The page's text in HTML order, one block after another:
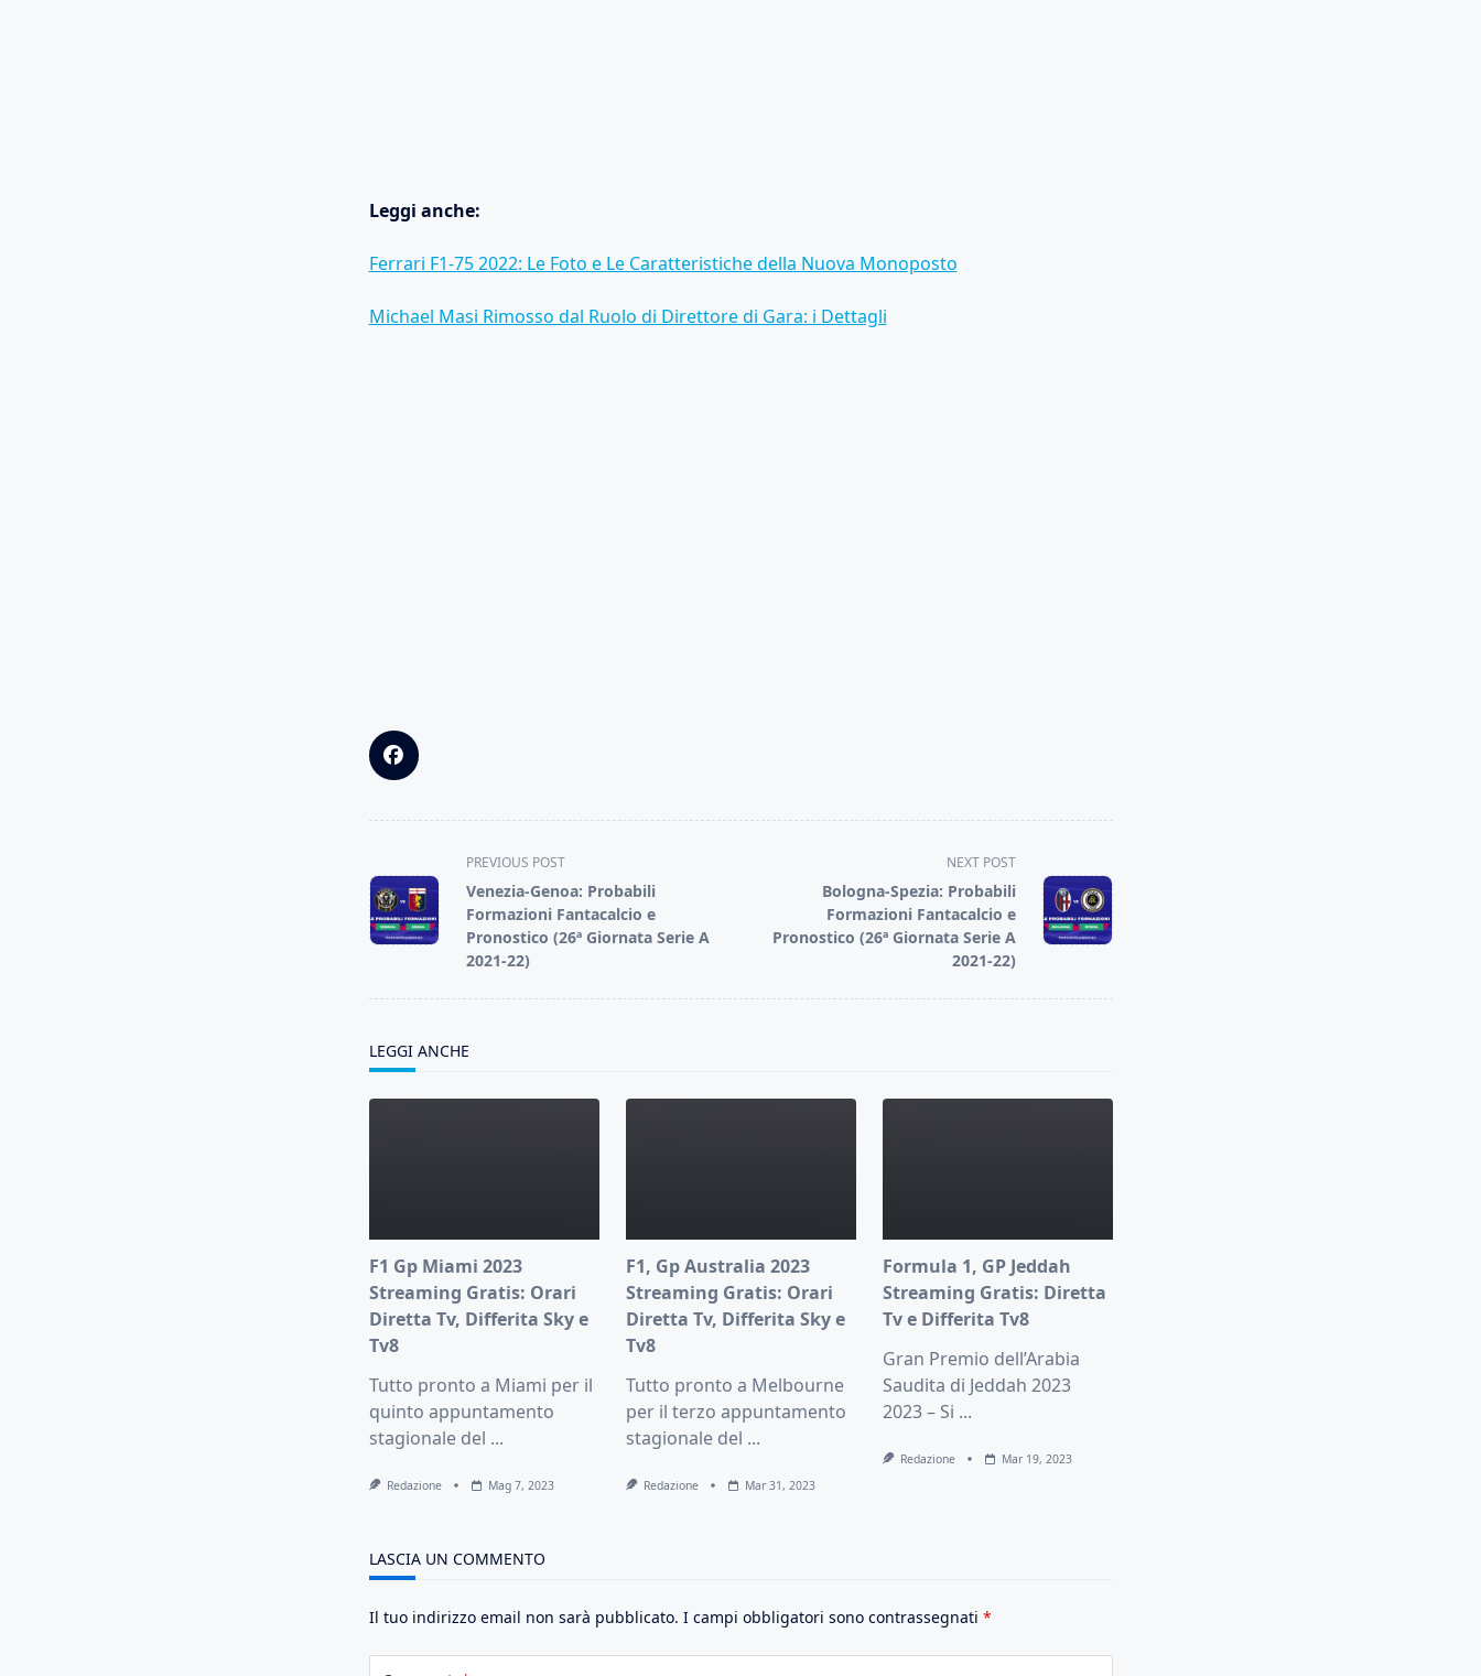
Leggi anche:
Ferrari F1-75 2022: Le Foto e Le Caratteristiche della Nuova Monoposto
Michael Masi Rimosso dal Ruolo di Direttore di Gara: i Dettagli
class="nav-
subtitle
screen-
PREVIOUS POST
Venezia-Genoa: Probabili
Formazioni Fantacalcio e
Pronostico (26ª Giornata Serie A
2021-22)
NEXT POST
Bologna-Spezia: Probabili
Formazioni Fantacalcio e
Pronostico (26ª Giornata Serie A
2021-22)
LEGGI ANCHE
F1 Gp Miami 2023
Streaming Gratis: Orari
Diretta Tv, Differita Sky e
Tv8
Tutto pronto a Miami per il
quinto appuntamento
stagionale del ...
Redazione Mag 7, 2023
F1, Gp Australia 2023
Streaming Gratis: Orari
Diretta Tv, Differita Sky e
Tv8
Tutto pronto a Melbourne
per il terzo appuntamento
stagionale del ...
Redazione Mar 31, 2023
Formula 1, GP Jeddah
Streaming Gratis: Diretta
Tv e Differita Tv8
Gran Premio dell’Arabia
Saudita di Jeddah 2023
2023 – Si ...
Redazione Mar 19, 2023
LASCIA UN COMMENTO
Il tuo indirizzo email non sarà pubblicato. I campi obbligatori sono contrassegnati *